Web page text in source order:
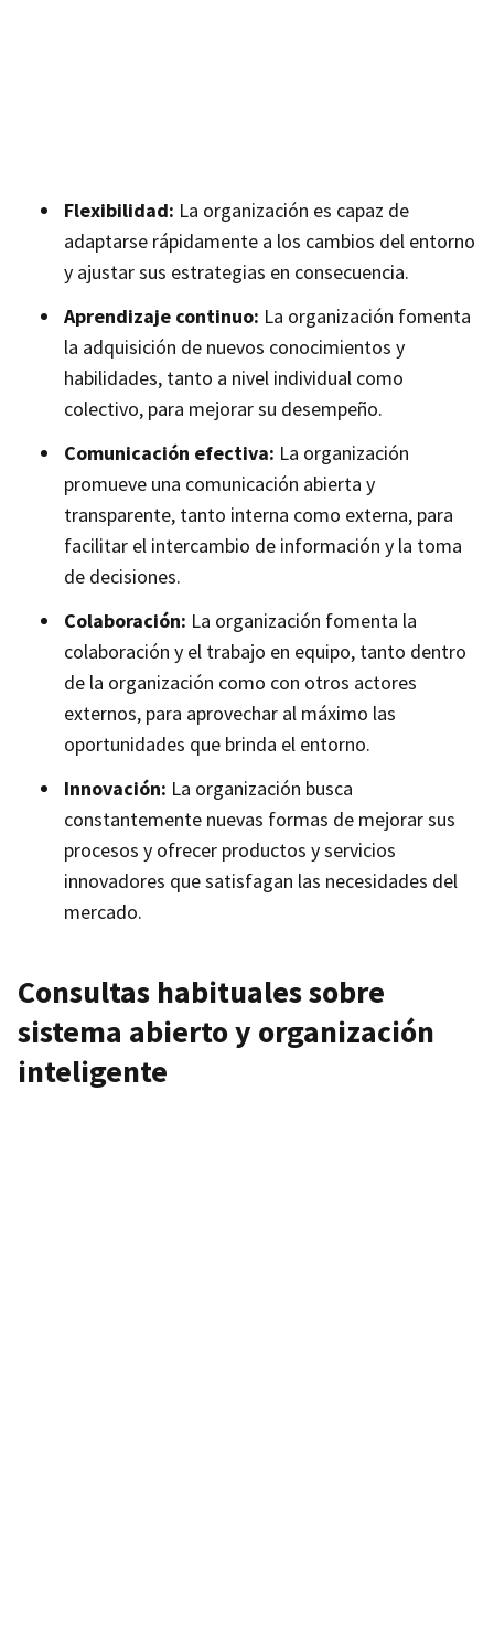
Flexibilidad: La organización es capaz de
adaptarse rápidamente a los cambios del entorno
y ajustar sus estrategias en consecuencia.
Aprendizaje continuo: La organización fomenta
la adquisición de nuevos conocimientos y
habilidades, tanto a nivel individual como
colectivo, para mejorar su desempeño.
Comunicación efectiva: La organización
promueve una comunicación abierta y
transparente, tanto interna como externa, para
facilitar el intercambio de información y la toma
de decisiones.
Colaboración: La organización fomenta la
colaboración y el trabajo en equipo, tanto dentro
de la organización como con otros actores
externos, para aprovechar al máximo las
oportunidades que brinda el entorno.
Innovación: La organización busca
constantemente nuevas formas de mejorar sus
procesos y ofrecer productos y servicios
innovadores que satisfagan las necesidades del
mercado.
Consultas habituales sobre
sistema abierto y organización
inteligente